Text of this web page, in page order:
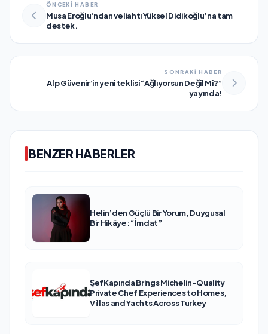
ÖNCEKİ HABER
Musa Eroğlu‘ndan veliahtı Yüksel Didikoğlu’na tam
destek.
SONRAKİ HABER
Alp Güvenir’in yeni teklisi “Ağlıyorsun Değil Mi?”
yayında!
BENZER HABERLER
Helin’den Güçlü Bir Yorum, Duygusal
Bir Hikâye: “İmdat”
ŞefKapında Brings Michelin-Quality
Private Chef Experiences to Homes,
Villas and Yachts Across Turkey